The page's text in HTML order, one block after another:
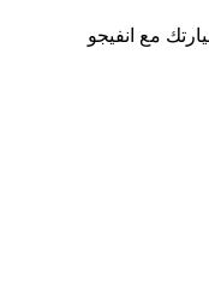
مع انفيجو